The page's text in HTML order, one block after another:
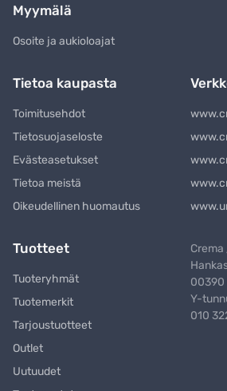
Myymälä
Osoite ja aukioloajat
Tietoa kaupasta
Toimitusehdot
Tietosuojaseloste
Evästeasetukset
Tietoa meistä
Oikeudellinen huomautus
Tuotteet
Tuoteryhmät
Tuotemerkit
Tarjoustuotteet
Outlet
Uutuudet
Crema
00390
Y-
010